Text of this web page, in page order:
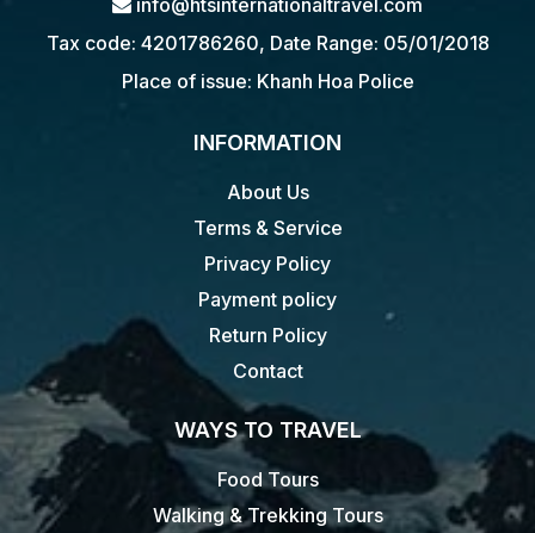
info@htsinternationaltravel.com
Tax code: 4201786260, Date Range: 05/01/2018
Place of issue: Khanh Hoa Police
INFORMATION
About Us
Terms & Service
Privacy Policy
Payment policy
Return Policy
Contact
WAYS TO TRAVEL
Food Tours
Walking & Trekking Tours